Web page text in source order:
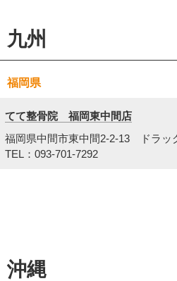
九州
福岡県
てて整骨院 福岡東中間店
福岡県中間市東中間2-2-13 ドラ
TEL：093-701-7292
沖縄